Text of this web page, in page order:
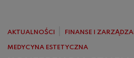
AKTUALNOŚCI FINANSE I
MEDYCYNA ESTETYCZNA